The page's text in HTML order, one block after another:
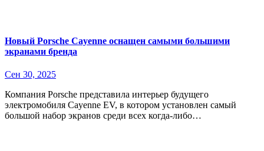
Новый Porsche Cayenne оснащен самыми большими
экранами бренда
Сен 30, 2025
Компания Porsche представила интерьер будущего
электромобиля Cayenne EV, в котором установлен самый
большой набор экранов среди всех когда-либо…